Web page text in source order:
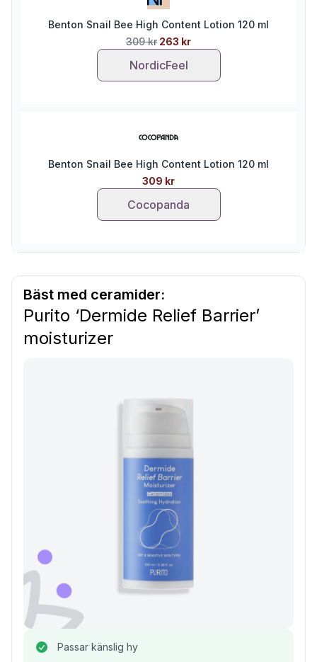
Benton Snail Bee High Content Lotion 120 ml
309 kr 263 kr
NordicFeel
Benton Snail Bee High Content Lotion 120 ml
309 kr
Cocopanda
Bäst med ceramider:
Purito ‘Dermide Relief Barrier’
moisturizer
Passar känslig hy